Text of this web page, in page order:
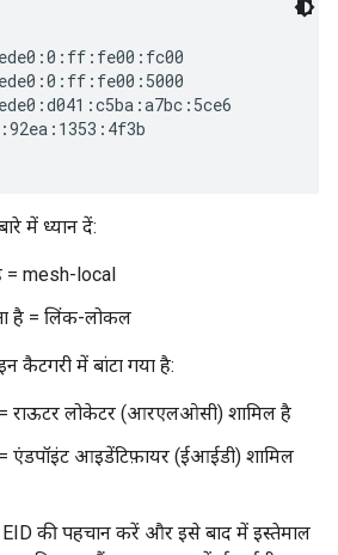
में ध्यान दें:
= mesh-local
है = लिंक-लोकल
में बांटा गया है:
= राऊटर लोकेटर (आरएलओसी) शामिल है
= एंडपॉइंट आइडेंटिफ़ायर (ईआईडी) शामिल
की पहचान करें और इसे बाद में इस्तेमाल